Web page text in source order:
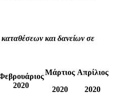
και δανείων σε
2020
Μάρτιος
2020
Απρίλιος
2020